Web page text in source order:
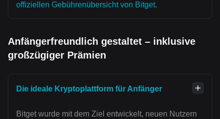
offiziellen Gebührenübersicht von Bitget.
Anfängerfreundlich gestaltet – inklusive
großzügiger Prämien
Die ideale Kryptoplattform für Anfänger
Bitget wurde mit dem Ziel entwickelt, neuen Nutzern